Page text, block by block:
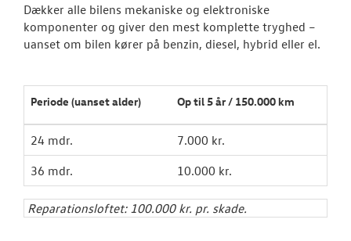
SKADECENTER
RESERVEDELE
OM OS
Dækker alle bilens mekaniske og elektroniske
komponenter og giver den mest komplette tryghed –
uanset om bilen kører på benzin, diesel, hybrid eller el.
Periode (uanset alder) Op til 5 år / 150.000 km
24 mdr.
7.000 kr.
36 mdr.
10.000 kr.
Reparationsloftet: 100.000 kr. pr. skade.